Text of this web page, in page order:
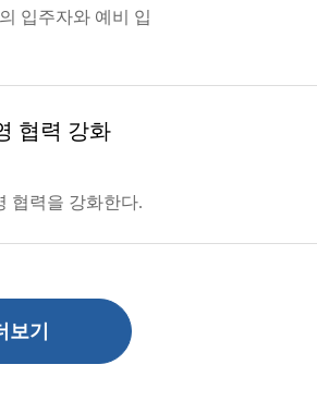
입주자와 예비 입
협력 강화
협력을 강화한다.
보기